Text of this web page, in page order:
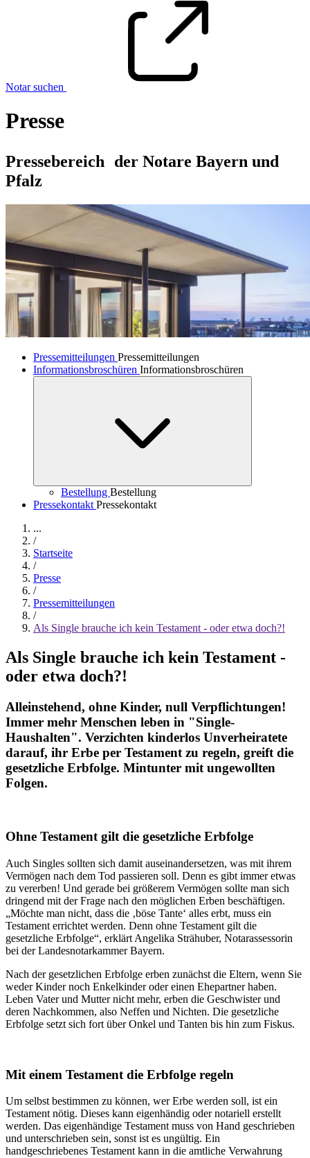
Notar suchen
Presse
Pressebereich der Notare Bayern und
Pfalz
Pressemitteilungen Pressemitteilungen
Informationsbroschüren Informationsbroschüren
Bestellung Bestellung
Pressekontakt Pressekontakt
...
/
Startseite
/
Presse
/
Pressemitteilungen
/
Als Single brauche ich kein Testament - oder etwa doch?!
Als Single brauche ich kein Testament -
oder etwa doch?!
Alleinstehend, ohne Kinder, null Verpflichtungen!
Immer mehr Menschen leben in "Single-
Haushalten". Verzichten kinderlos Unverheiratete
darauf, ihr Erbe per Testament zu regeln, greift die
gesetzliche Erbfolge. Mintunter mit ungewollten
Folgen.
Ohne Testament gilt die gesetzliche Erbfolge
Auch Singles sollten sich damit auseinandersetzen, was mit ihrem
Vermögen nach dem Tod passieren soll. Denn es gibt immer etwas
zu vererben! Und gerade bei größerem Vermögen sollte man sich
dringend mit der Frage nach den möglichen Erben beschäftigen.
„Möchte man nicht, dass die ‚böse Tante‘ alles erbt, muss ein
Testament errichtet werden. Denn ohne Testament gilt die
gesetzliche Erbfolge“, erklärt Angelika Strähuber, Notarassessorin
bei der Landesnotarkammer Bayern.
Nach der gesetzlichen Erbfolge erben zunächst die Eltern, wenn Sie
weder Kinder noch Enkelkinder oder einen Ehepartner haben.
Leben Vater und Mutter nicht mehr, erben die Geschwister und
deren Nachkommen, also Neffen und Nichten. Die gesetzliche
Erbfolge setzt sich fort über Onkel und Tanten bis hin zum Fiskus.
Mit einem Testament die Erbfolge regeln
Um selbst bestimmen zu können, wer Erbe werden soll, ist ein
Testament nötig. Dieses kann eigenhändig oder notariell erstellt
werden. Das eigenhändige Testament muss von Hand geschrieben
und unterschrieben sein, sonst ist es ungültig. Ein
handgeschriebenes Testament kann in die amtliche Verwahrung